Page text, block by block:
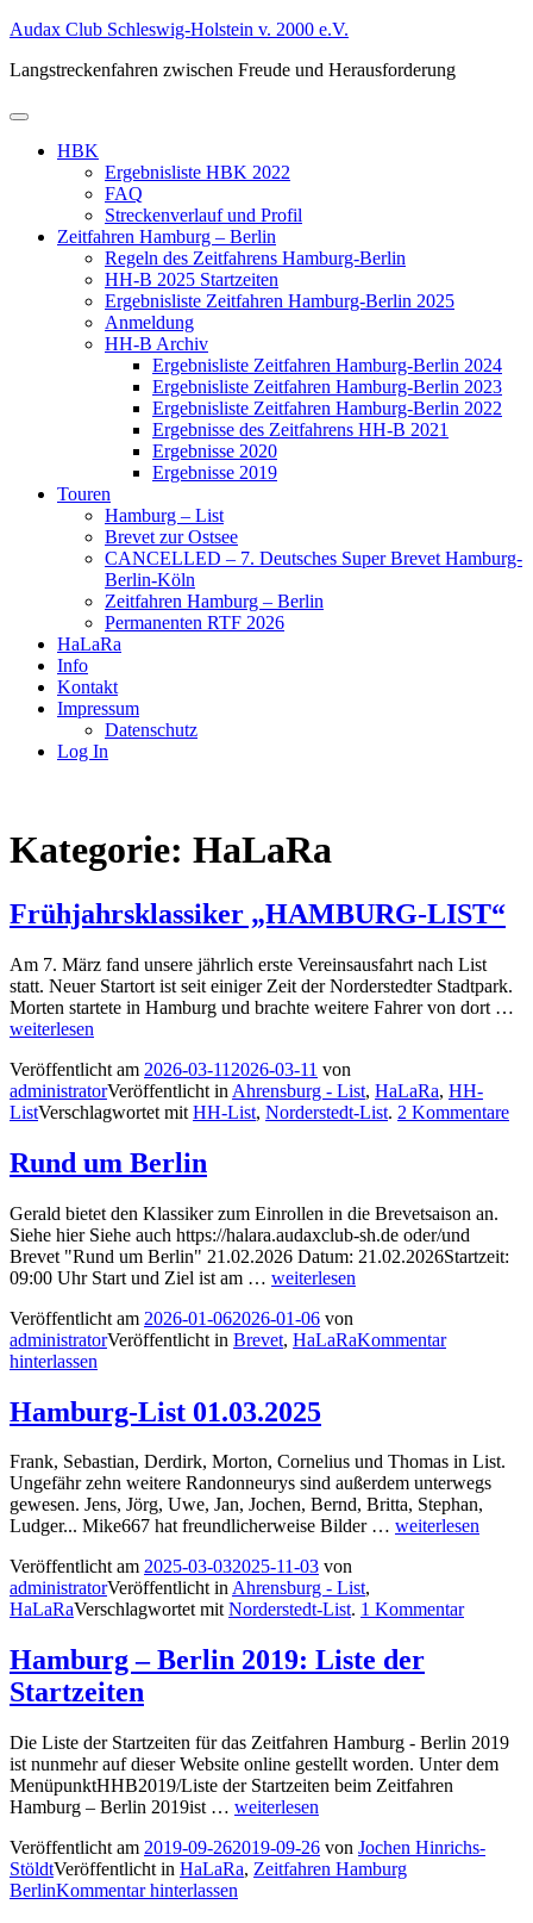
Zum
springen
Audax Club Schleswig-Holstein v. 2000 e.V.
Langstreckenfahren zwischen Freude und Herausforderung
Primäres
HBK
Ergebnisliste HBK 2022
FAQ
Streckenverlauf und Profil
Zeitfahren Hamburg – Berlin
Regeln des Zeitfahrens Hamburg-Berlin
HH-B 2025 Startzeiten
Ergebnisliste Zeitfahren Hamburg-Berlin 2025
Anmeldung
HH-B Archiv
Ergebnisliste Zeitfahren Hamburg-Berlin 2024
Ergebnisliste Zeitfahren Hamburg-Berlin 2023
Ergebnisliste Zeitfahren Hamburg-Berlin 2022
Ergebnisse des Zeitfahrens HH-B 2021
Ergebnisse 2020
Ergebnisse 2019
Touren
Hamburg – List
Brevet zur Ostsee
CANCELLED – 7. Deutsches Super Brevet Hamburg-
Berlin-Köln
Zeitfahren Hamburg – Berlin
Permanenten RTF 2026
HaLaRa
Info
Kontakt
Impressum
Datenschutz
Log In
Kategorie: HaLaRa
Frühjahrsklassiker „HAMBURG-LIST“
Am 7. März fand unsere jährlich erste Vereinsausfahrt nach List
statt. Neuer Startort ist seit einiger Zeit der Norderstedter Stadtpark.
Morten startete in Hamburg und brachte weitere Fahrer von dort …
weiterlesen
Veröffentlicht am 2026-03-11 2026-03-11 von
administratorVeröffentlicht in Ahrensburg - List, HaLaRa, HH-
ListVerschlagwortet mit HH-List, Norderstedt-List. 2 Kommentare
Rund um Berlin
Gerald bietet den Klassiker zum Einrollen in die Brevetsaison an.
Siehe hier Siehe auch https://halara.audaxclub-sh.de oder/und
Brevet "Rund um Berlin" 21.02.2026 Datum: 21.02.2026Startzeit:
09:00 Uhr Start und Ziel ist am … Rund
Berlin
weiterlesen
Veröffentlicht am 2026-01-062026-01-06 von
administratorVeröffentlicht in Brevet, HaLaRaKommentar
hinterlassen
Hamburg-List 01.03.2025
Frank, Sebastian, Derdirk, Morton, Cornelius und Thomas in List.
Ungefähr zehn weitere Randonneurys sind außerdem unterwegs
gewesen. Jens, Jörg, Uwe, Jan, Jochen, Bernd, Britta, Stephan,
Ludger... Mike667 hat freundlicherweise Bilder … Hamburg-
weiterlesen
Veröffentlicht am 2025-03-032025-11-03 von
administratorVeröffentlicht inAhrensburg - List,
HaLaRaVerschlagwortet mitNorderstedt-List. 1 Kommentar
Hamburg – Berlin 2019: Liste der
Startzeiten
Die Liste der Startzeiten für das Zeitfahren Hamburg - Berlin 2019
ist nunmehr auf dieser Website online gestellt worden. Unter dem
MenüpunktHHB2019/Liste der Startzeiten beim Zeitfahren
Hamburg – Berlin 2019ist … Hamburg
Berlin
2019:
Liste
weiterlesen
Veröffentlicht am 2019-09-262019-09-26 von Jochen Hinrichs-
StöldtVeröffentlicht in HaLaRa, Zeitfahren Hamburg
BerlinKommentar hinterlassen